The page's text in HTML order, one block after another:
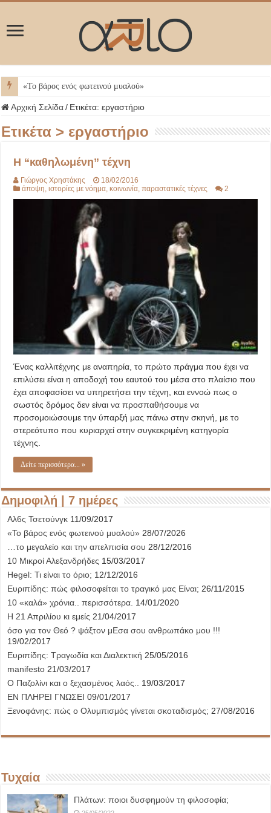
ΜΥ
Αρχική Σελίδα / Ετικέτα:εργαστήριο
Ετικέτα > εργαστήριο
Η “καθηλωμένη” τέχνη
Γιώργος Χρηστάκης
18/02/2016
άποψη ,ιστορίες με νόημα ,κοινωνία ,παραστατικές τέχνες 2
Ένας καλλιτέχνης με αναπηρία, το πρώτο πράγμα που έχει να
επιλύσει είναι η αποδοχή του εαυτού του μέσα στο πλαίσιο που
έχει αποφασίσει να υπηρετήσει την τέχνη, και εννοώ πως ο
σωστός δρόμος δεν είναι να προσπαθήσουμε να
προσομοιώσουμε την ύπαρξή μας πάνω στην σκηνή, με το
στερεότυπο που κυριαρχεί στην συγκεκριμένη κατηγορία
τέχνης.
Δείτε περισσότερα... »
Δημοφιλή | 7 ημέρες
Αλ6ς Τσετούνγκ 11/09/2017
«Το βάρος ενός φωτεινού μυαλού» 28/07/2026
…το μεγαλείο και την απελπισία σου 28/12/2016
10 Μικροί Αλεξανδρήδες 15/03/2017
Hegel: Τι είναι το όριο; 12/12/2016
Ευριπίδης: πώς φιλοσοφείται το τραγικό μας Είναι; 26/11/2015
10 «καλά» χρόνια.. περισσότερα. 14/01/2020
Η 21 Απριλίου κι εμείς 21/04/2017
όσο για τον Θεό ? ψάξτον μΕσα σου ανθρωπάκο μου !!!
19/02/2017
Ευριπίδης: Τραγωδία και Διαλεκτική 25/05/2016
manifesto 21/03/2017
Ο Παζολίνι και ο ξεχασμένος λαός..
19/03/2017
ΕΝ ΠΛΗΡΕΙ ΓΝΩΣΕΙ 09/01/2017
Ξενοφάνης: πώς ο Ολυμπισμός γίνεται σκοταδισμός; 27/08/2016
Τυχαία
Πλάτων: ποιοι δυσφημούν τη φιλοσοφία;